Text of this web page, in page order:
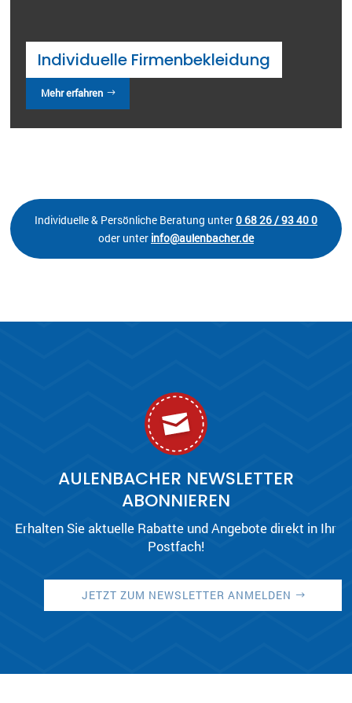
Individuelle Firmenbekleidung
Mehr erfahren
Individuelle & Persönliche Beratung unter0 68 26 / 93 40 0
oder unter info@aulenbacher.de
AULENBACHER NEWSLETTER
ABONNIEREN
Erhalten Sie aktuelle Rabatte und Angebote direkt in Ihr
Postfach!
JETZT ZUM NEWSLETTER ANMELDEN